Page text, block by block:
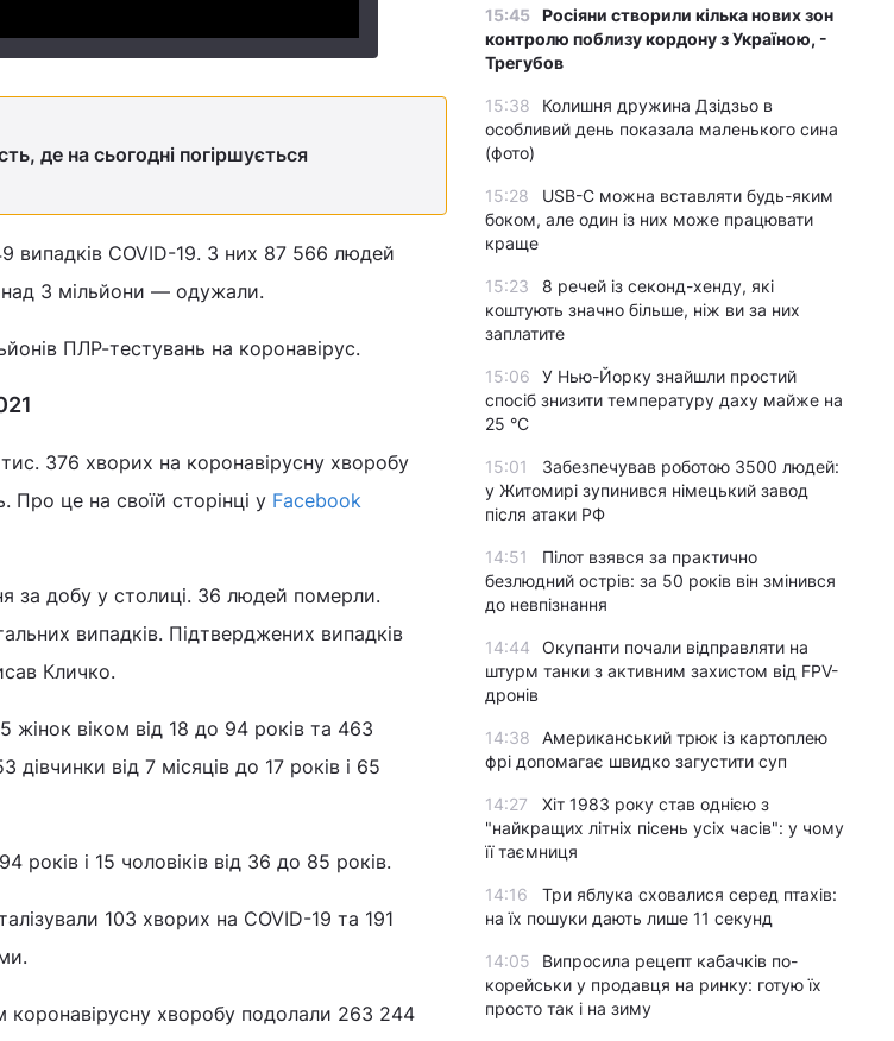
де на сьогодні погіршується
випадків COVID-19. З них 87 566 людей
3 мільйони — одужали.
ПЛР-тестувань на коронавірус.
376 хворих на коронавірусну хворобу
Про це на своїй сторінці у Facebook
за добу у столиці. 36 людей померли.
випадків. Підтверджених випадків
Кличко.
жінок віком від 18 до 94 років та 463
від 7 місяців до 17 років і 65
і 15 чоловіків від 36 до 85 років.
103 хворих на COVID-19 та 191
хворобу подолали 263 244
15:45 Росіяни створили кілька нових зон
контролю поблизу кордону з Україною, -
Трегубов
15:38
Колишня дружина Дзідзьо в
особливий день показала маленького сина
(фото)
15:28
USB-C можна вставляти будь-яким
боком, але один із них може працювати
краще
15:23
8 речей із секонд-хенду, які
коштують значно більше, ніж ви за них
заплатите
15:06
У Нью-Йорку знайшли простий
спосіб знизити температуру даху майже на
25 °C
15:01
Забезпечував роботою 3500 людей:
у Житомирі зупинився німецький завод
після атаки РФ
14:51
Пілот взявся за практично
безлюдний острів: за 50 років він змінився
до невпізнання
14:44
Окупанти почали відправляти на
штурм танки з активним захистом від FPV-
дронів
14:38
Американський трюк із картоплею
фрі допомагає швидко загустити суп
14:27
Хіт 1983 року став однією з
"найкращих літніх пісень усіх часів": у чому
її таємниця
14:16
Три яблука сховалися серед птахів:
на їх пошуки дають лише 11 секунд
14:05
Випросила рецепт кабачків по-
корейськи у продавця на ринку: готую їх
просто так і на зиму